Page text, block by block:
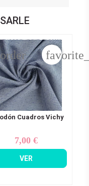
Cuadros Vichy
Precio
7,00 €
VER